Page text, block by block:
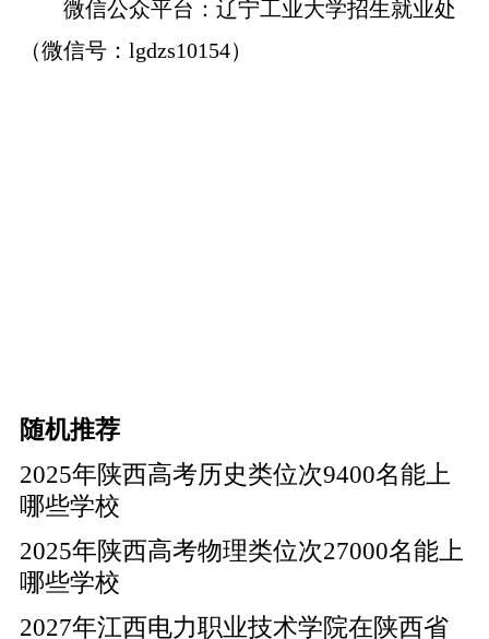
微信公众平台：辽宁工业大学招生就业处
（微信号： lgdzs10154）
随机推荐
2025年陕西高考历史类位次9400名能上
哪些学校
2025年陕西高考物理类位次27000名能上
哪些学校
2027年江西电力职业技术学院在陕西省